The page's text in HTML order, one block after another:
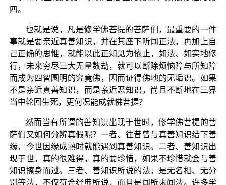
四。
也就是说，凡是修学佛菩提的菩萨们，最重要的一件
事就是要亲近真善知识，并在其座下听闻正法，再加上自
己正确的思惟，就能以此正知见为依止，如法、如实地修
行，未来穷尽三大无量数劫，就可以断除烦恼障与所知障
而成为四智圆明的究竟佛，因而证得佛地的无垢识。如果
不是亲近真善知识，而是亲近恶知识，尚且不断地在三界
当中轮回生死，更何况能成就佛菩提？
然而当有所谓的善知识出现于世时，修学佛菩提的菩
萨们又如何分辨真假呢？一者、往昔曾与真善知识结下善
缘，今世因缘成熟时就能遇到真善知识。二者、善知识出
现于世，真的很难得，真的要珍惜，如果不珍惜就会与善
知识擦身而过。三者、善知识所说的法，是无名相、无分
别等法，不仅符合经典所说，而且是闻所未闻法。许多学